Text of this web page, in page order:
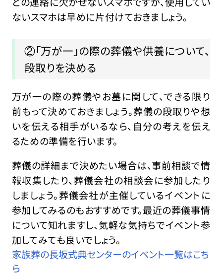
ないスマホは早めに片付けておきましょう。
②「万が一」の際の葬儀や供養について、
段取りを決める
万が一の際の葬儀やお墓に関して、できる限り
前もって決めておきましょう。葬儀の段取りや想
いを伝える相手がいるなら、自分の考えを伝え
るための準備を行います。
葬儀の詳細まで決めたい場合は、事前相談で情
報収集したり、葬儀会社の相談会に参加したり
しましょう。葬儀会社が主催しているイベントに
参加してみるのもおすすめです。最近の葬儀事情
について知れますし、気軽な気持ちでイベント参
加してみても良いでしょう。
家族葬の長坂式典センターのイベント一覧はこち
ら